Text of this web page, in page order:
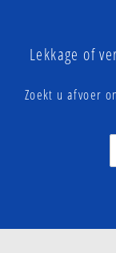
Lekkage of
Zoekt u afvoer